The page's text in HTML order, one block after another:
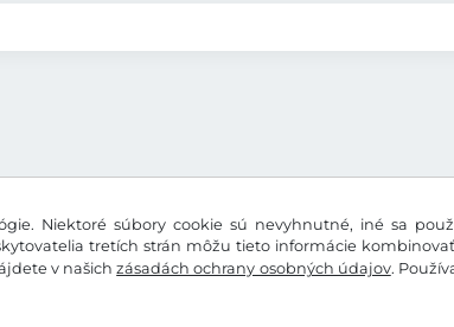
Niektoré súbory cookie sú nevyhnutné, iné sa
tretích strán môžu tieto informácie
v našichzásadách ochrany osobných údajov.